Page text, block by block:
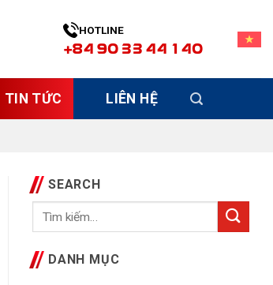
HOTLINE
+84 90 33 44 140
TIN TỨC LIÊN HỆ
SEARCH
DANH MỤC